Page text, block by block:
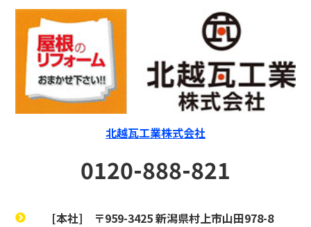
北越瓦工業株式会社
0120-888-821
[本社]
〒959-3425 新潟県村上市山田978-8